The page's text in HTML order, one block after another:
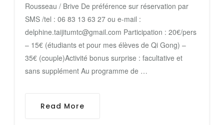
Rousseau / Brive De préférence sur réservation par
SMS /tel : 06 83 13 63 27 ou e-mail :
delphine.taijitumtc@gmail.com Participation : 20€/pers
– 15€ (étudiants et pour mes élèves de Qi Gong) –
35€ (couple)Activité bonus surprise : facultative et
sans supplément Au programme de …
Read More